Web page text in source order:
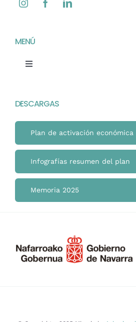
MENÚ
Toggle
Mimukai
El Centro
La Comunidad
Actualidad
DESCARGAS
Plan de activación económica
Infografías resumen del plan
Memoria 2025